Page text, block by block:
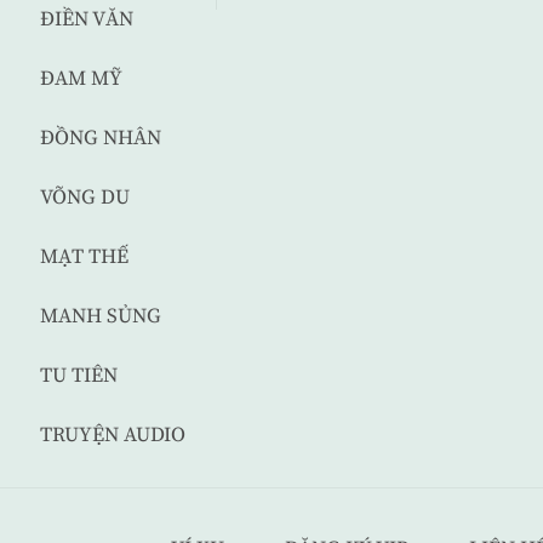
ĐIỀN VĂN
ĐAM MỸ
ĐỒNG NHÂN
VÕNG DU
MẠT THẾ
MANH SỦNG
TU TIÊN
TRUYỆN AUDIO